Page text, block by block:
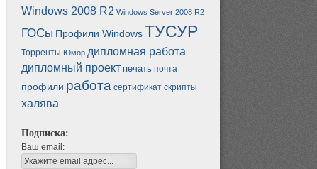
Windows 2008 R2 Windows Server 2008 R2
ГОСы Профили WindowsТУСУР
Торренты Юмор дипломная работа
дипломный проект печать почта
профили работа сертификат скрипты
халява
Подписка:
Ваш email: